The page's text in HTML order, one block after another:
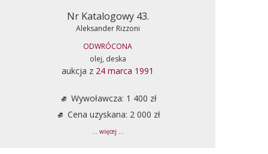
Nr Katalogowy 43.
Aleksander Rizzoni
ODWRÓCONA
olej, deska
aukcja z 24 marca 1991
Wywoławcza: 1 400 zł
Cena uzyskana: 2 000 zł
... więcej ...